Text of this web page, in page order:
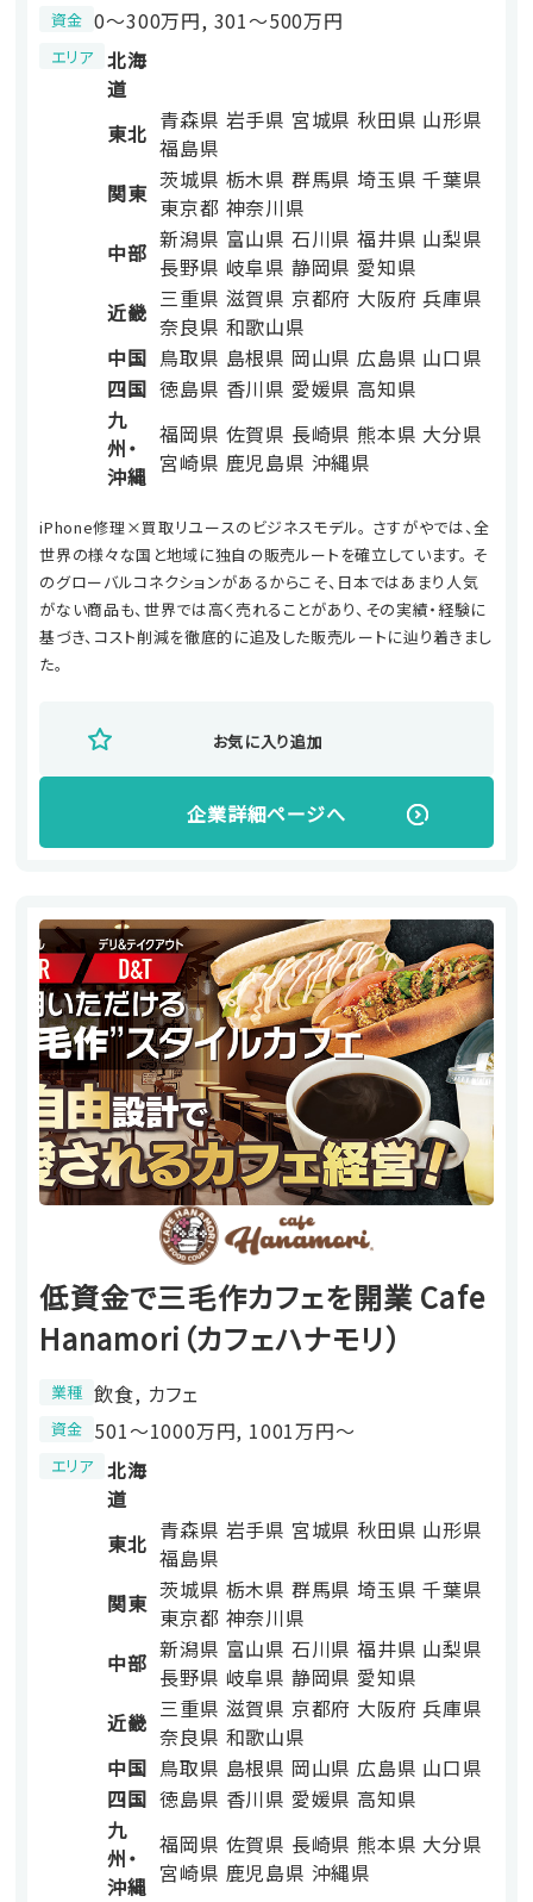
資金 0〜300万円, 301〜500万円
エリア
北海
道
東北 青森県 岩手県 宮城県 秋田県 山形県
福島県
関東 茨城県 栃木県 群馬県 埼玉県 千葉県
東京都 神奈川県
中部 新潟県 富山県 石川県 福井県 山梨県
長野県 岐阜県 静岡県 愛知県
近畿 三重県 滋賀県 京都府 大阪府 兵庫県
奈良県 和歌山県
中国 鳥取県 島根県 岡山県 広島県 山口県
四国 徳島県 香川県 愛媛県 高知県
九
州・
沖縄
福岡県 佐賀県 長崎県 熊本県 大分県
宮崎県 鹿児島県 沖縄県
iPhone修理×買取リユースのビジネスモデル。 さすがやでは、全
世界の様々な国と地域に独自の販売ルートを確立しています。 そ
のグローバルコネクションがあるからこそ、日本ではあまり人気
がない商品も、世界では高く売れることがあり、その実績・経験に
基づき、コスト削減を徹底的に追及した販売ルートに辿り着きまし
た。
お気に入り追加
企業詳細ページへ
低資金で三毛作カフェを開業 Cafe
Hanamori（カフェハナモリ）
業種 飲食, カフェ
資金 501〜1000万円, 1001万円〜
エリア
北海
道
東北 青森県 岩手県 宮城県 秋田県 山形県
福島県
関東 茨城県 栃木県 群馬県 埼玉県 千葉県
東京都 神奈川県
中部 新潟県 富山県 石川県 福井県 山梨県
長野県 岐阜県 静岡県 愛知県
近畿 三重県 滋賀県 京都府 大阪府 兵庫県
奈良県 和歌山県
中国 鳥取県 島根県 岡山県 広島県 山口県
四国 徳島県 香川県 愛媛県 高知県
九
州・
沖縄
福岡県 佐賀県 長崎県 熊本県 大分県
宮崎県 鹿児島県 沖縄県